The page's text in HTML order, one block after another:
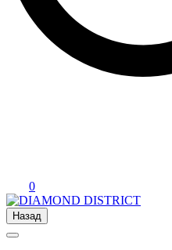
0
Назад